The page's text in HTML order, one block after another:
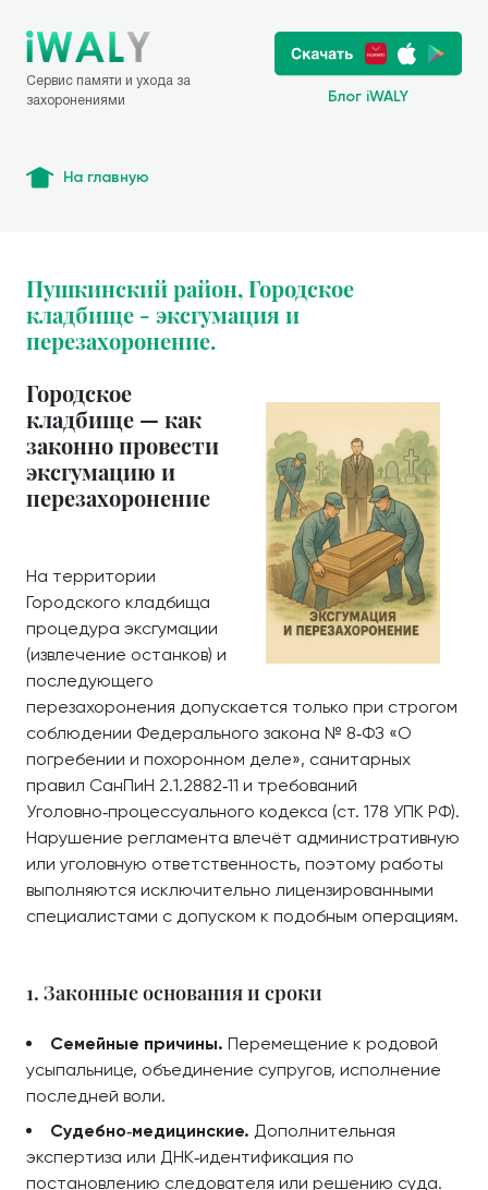
Сервис памяти и ухода за
захоронениями
Блог iWALY
На главную
Пушкинский район, Городское
кладбище - эксгумация и
перезахоронение.
Городское
кладбище — как
законно провести
эксгумацию и
перезахоронение
На территории
Городского кладбища
процедура эксгумации
(извлечение останков) и
последующего
перезахоронения допускается только при строгом
соблюдении Федерального закона № 8‑ФЗ «О
погребении и похоронном деле», санитарных
правил СанПиН 2.1.2882‑11 и требований
Уголовно‑процессуального кодекса (ст. 178 УПК РФ).
Нарушение регламента влечёт административную
или уголовную ответственность, поэтому работы
выполняются исключительно лицензированными
специалистами с допуском к подобным операциям.
1. Законные основания и сроки
Семейные причины. Перемещение к родовой
усыпальнице, объединение супругов, исполнение
последней воли.
Судебно‑медицинские. Дополнительная
экспертиза или ДНК‑идентификация по
постановлению следователя или решению суда.